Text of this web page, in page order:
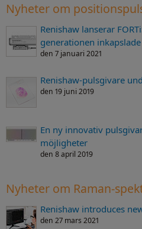
Nyheter om
Renishaw lanserar
generationen
den 7 januari 2021
Renishaw-pulsgivare
den 19 juni 2019
En ny innovativ
möjligheter
den 8 april 2019
Nyheter om Raman-
Renishaw introduces
den 27 mars 2021